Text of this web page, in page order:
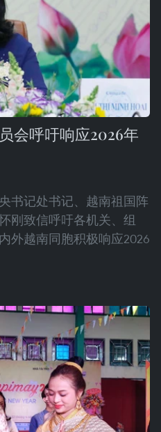
会呼吁响应2026年
书记处书记、越南祖国阵
刚致信呼吁各机关、组
外越南同胞积极响应2026